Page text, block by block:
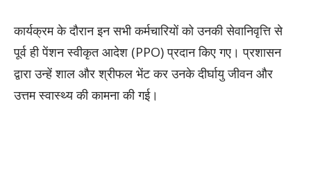
कार्यक्रम के दौरान इन सभी कर्मचारियों को उनकी सेवानिवृत्ति से
पूर्व ही पेंशन स्वीकृत आदेश (PPO) प्रदान किए गए। प्रशासन
द्वारा उन्हें शाल और श्रीफल भेंट कर उनके दीर्घायु जीवन और
उत्तम स्वास्थ्य की कामना की गई।